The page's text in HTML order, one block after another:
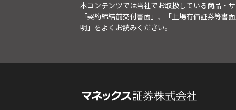
本コンテンツでは当社でお取扱している商品・
「契約締結前交付書面」、「上場有価証券等
明 」をよくお読みください。